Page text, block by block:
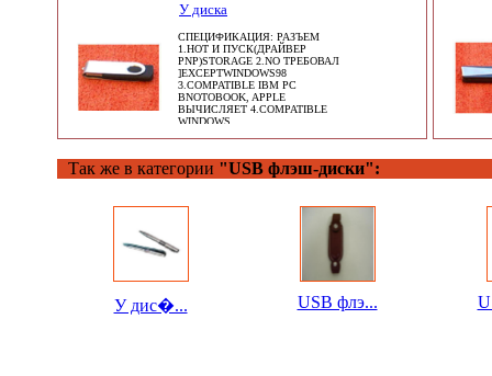
У диска
СПЕЦИФИКАЦИЯ: РАЗЪЕМ
1.HOT И ПУСК(ДРАЙВЕР
PNP)STORAGE 2.NO ТРЕБОВАЛ
]EXCEPTWINDOWS98
3.COMPATIBLE IBM PC
BNOTOBOOK, APPLE
ВЫЧИСЛЯЕТ 4.COMPATIBLE
WINDOWS
Так же в категории "USB флэш-диски":
У дис�... USB флэ...